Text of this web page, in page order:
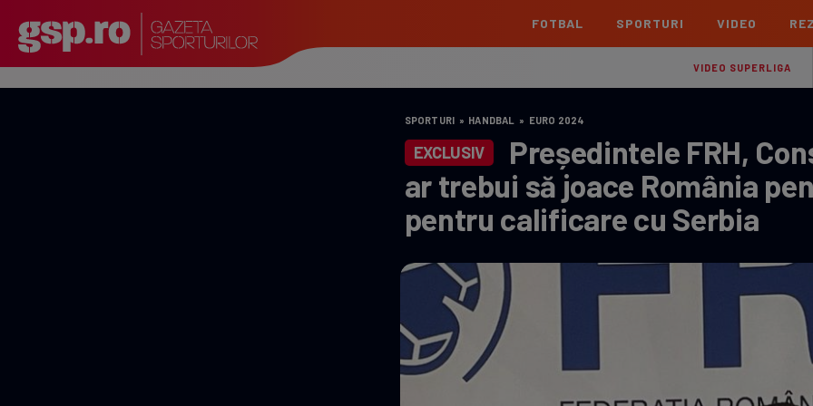
FOTBAL
Echipe
Liga 2
Meciuri Clasament
Cupa României Betano
Echipe Meciuri
La
Echipe
Echipe
SPORTURI VIDEO
VIDEO SUPERLIGA
SPORTURI » HANDBAL » EURO 2024
EXCLUSIV
Președintele FRH,
ar trebui să joace România
pentru calificare cu Serbia